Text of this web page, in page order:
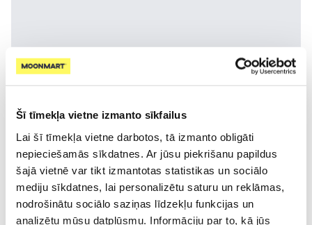
Šī tīmekļa vietne izmanto sīkfailus
Lai šī tīmekļa vietne darbotos, tā izmanto obligāti
nepieciešamās sīkdatnes. Ar jūsu piekrišanu papildus
šajā vietnē var tikt izmantotas statistikas un sociālo
mediju sīkdatnes, lai personalizētu saturu un reklāmas,
nodrošinātu sociālo saziņas līdzekļu funkcijas un
analizētu mūsu datplūsmu. Informāciju par to, kā jūs